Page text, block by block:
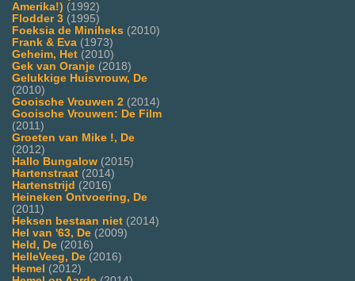
Amerika!) (1992)
Flodder 3 (1995)
Foeksia de Miniheks (2010)
Frank & Eva (1973)
Geheim, Het (2010)
Gek van Oranje (2018)
Gelukkige Huisvrouw, De
(2010)
Gooische Vrouwen 2 (2014)
Gooische Vrouwen: De Film
(2011)
Groeten van Mike !, De
(2012)
Hallo Bungalow (2015)
Hartenstraat (2014)
Hartenstrijd (2016)
Heineken Ontvoering, De
(2011)
Heksen bestaan niet (2014)
Hel van '63, De (2009)
Held, De (2016)
HelleVeeg, De (2016)
Hemel (2012)